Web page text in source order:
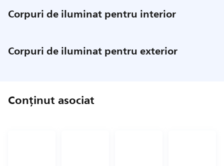
Corpuri de iluminat pentru interior
Corpuri de iluminat pentru exterior
Conținut asociat